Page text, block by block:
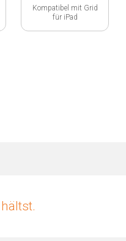
Kompatibel mit Grid
für iPad